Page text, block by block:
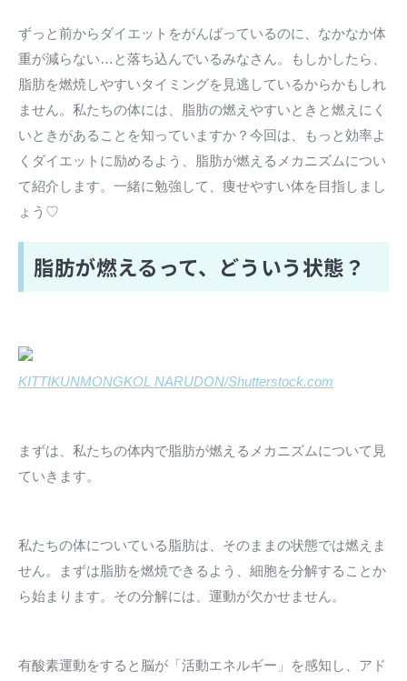
ずっと前からダイエットをがんばっているのに、なかなか体
重が減らない…と落ち込んでいるみなさん。もしかしたら、
脂肪を燃焼しやすいタイミングを見逃しているからかもしれ
ません。私たちの体には、脂肪の燃えやすいときと燃えにく
いときがあることを知っていますか？今回は、もっと効率よ
くダイエットに励めるよう、脂肪が燃えるメカニズムについ
て紹介します。一緒に勉強して、痩せやすい体を目指しまし
ょう♡
脂肪が燃えるって、どういう状態？
KITTIKUNMONGKOL NARUDON/Shutterstock.com
まずは、私たちの体内で脂肪が燃えるメカニズムについて見
ていきます。
私たちの体についている脂肪は、そのままの状態では燃えま
せん。まずは脂肪を燃焼できるよう、細胞を分解することか
ら始まります。その分解には、運動が欠かせません。
有酸素運動をすると脳が「活動エネルギー」を感知し、アド